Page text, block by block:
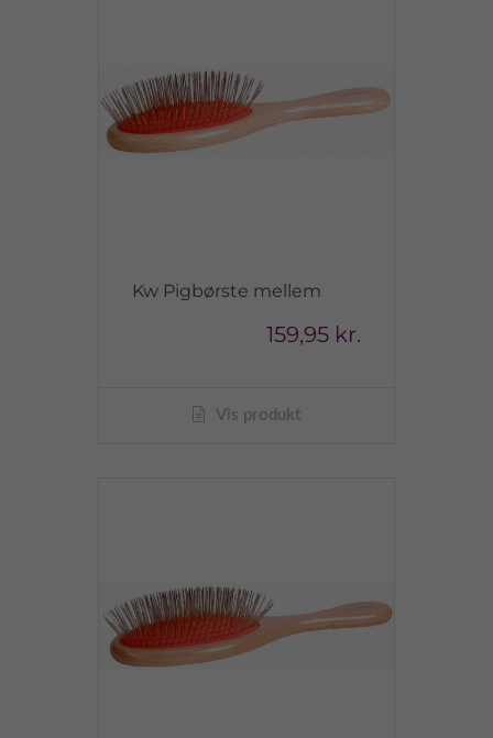
Kw Pigbørste mellem
159,95 kr.
Vis produkt